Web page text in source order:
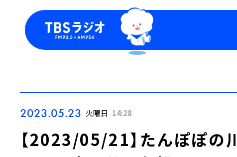
Podcast
2023.05.23 火曜日 14:28
【2023/05/21】たんぽぽの